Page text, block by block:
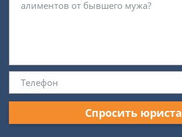
Спросить юриста